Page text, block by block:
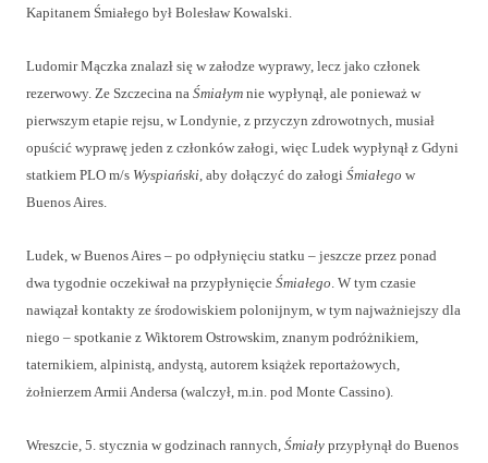
Kapitanem Śmiałego był Bolesław Kowalski.
Ludomir Mączka znalazł się w załodze wyprawy, lecz jako członek
rezerwowy. Ze Szczecina na Śmiałym nie wypłynął, ale ponieważ w
pierwszym etapie rejsu, w Londynie, z przyczyn zdrowotnych, musiał
opuścić wyprawę jeden z członków załogi, więc Ludek wypłynął z Gdyni
statkiem PLO m/s Wyspiański, aby dołączyć do załogi Śmiałego w
Buenos Aires.
Ludek, w Buenos Aires – po odpłynięciu statku – jeszcze przez ponad
dwa tygodnie oczekiwał na przypłynięcie Śmiałego. W tym czasie
nawiązał kontakty ze środowiskiem polonijnym, w tym najważniejszy dla
niego – spotkanie z Wiktorem Ostrowskim, znanym podróżnikiem,
taternikiem, alpinistą, andystą, autorem książek reportażowych,
żołnierzem Armii Andersa (walczył, m.in. pod Monte Cassino).
Wreszcie, 5. stycznia w godzinach rannych, Śmiały przypłynął do Buenos